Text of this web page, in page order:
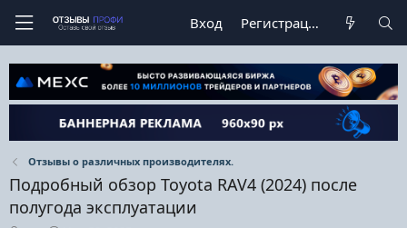
Вход Регистрация
Отзывы о различных производителях.
Подробный обзор Toyota RAV4 (2024) после
полугода эксплуатации